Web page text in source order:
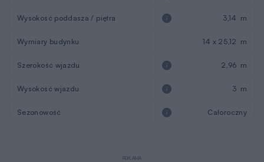
Wysokość poddasza / piętra 3,14 m
Wymiary budynku 14 x 25,12 m
Szerokość wjazdu 2,96 m
Wysokość wjazdu 3 m
Sezonowość Całoroczny
REKLAMA